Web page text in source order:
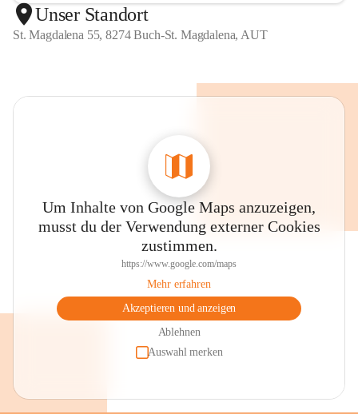
Unser Standort
St. Magdalena 55, 8274 Buch-St. Magdalena, AUT
Um Inhalte von Google Maps anzuzeigen,
musst du der Verwendung externer Cookies
zustimmen.
https://www.google.com/maps
Mehr erfahren
Akzeptieren und anzeigen
Ablehnen
Auswahl merken